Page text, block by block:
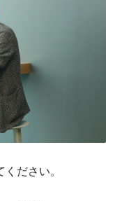
ださい。